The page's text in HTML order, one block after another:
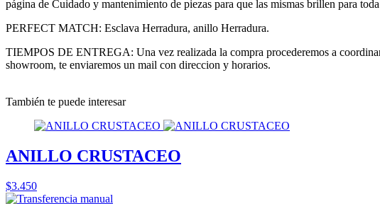
página de Cuidado y mantenimiento de piezas para que las mismas brillen para
PERFECT MATCH: Esclava Herradura, anillo Herradura.
TIEMPOS DE ENTREGA: Una vez realizada la compra procederemos a
showroom, te enviaremos un mail con direccion y horarios.
También te puede interesar
ANILLO CRUSTACEO
$3.450